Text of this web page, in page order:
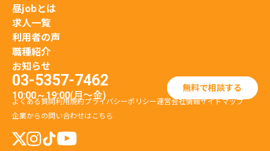
昼jobとは
求人一覧
利用者の声
職種紹介
お知らせ
03-5357-7462
10:00～19:00(月〜金) 無料で相談する
よくある質問利用規約プライバシーポリシー運営会社情報サイトマップ
企業からの問い合わせはこちら